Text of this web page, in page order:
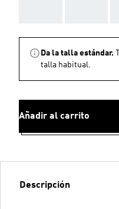
Da la talla estándar.
talla habitual.
Añadir al carrito
Descripción